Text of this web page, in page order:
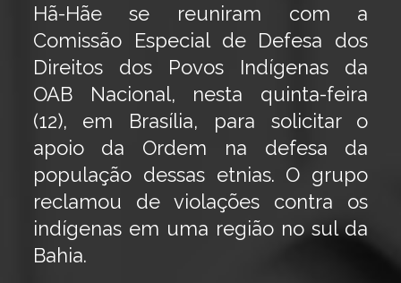
Hã-Hãe se reuniram com a
Comissão Especial de Defesa dos
Direitos dos Povos Indígenas da
OAB Nacional, nesta quinta-feira
(12), em Brasília, para solicitar o
apoio da Ordem na defesa da
população dessas etnias. O grupo
reclamou de violações contra os
indígenas em uma região no sul da
Bahia.